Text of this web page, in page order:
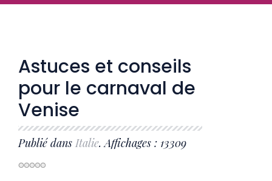
Astuces et conseils
pour le carnaval de
Venise
Publié dans Italie. Affichages : 13309